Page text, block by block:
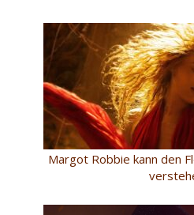
Margot Robbie kann den